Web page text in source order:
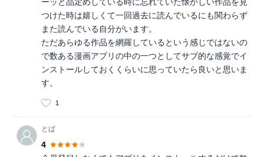
つけた時は嬉しくて一回過去に読んでいるにも関わらず
また読んでいる自分がいます。
ただあらゆる作品を網羅しているという感じではないの
で数ある漫画アプリの中の一つとしてサブ的な感覚でイ
ンストールしておくくらいに思っていたら良いと思いま
す。
1
とぱ
4